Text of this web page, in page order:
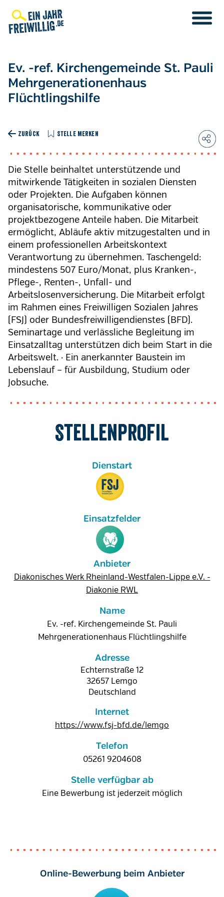
zum
Inhalt
Ev. -ref. Kirchengemeinde St. Pauli
Mehrgenerationenhaus
Flüchtlingshilfe
ZURÜCK STELLE MERKEN
Die Stelle beinhaltet unterstützende und
mitwirkende Tätigkeiten in sozialen Diensten
oder Projekten. Die Aufgaben können
organisatorische, kommunikative oder
projektbezogene Anteile haben. Die Mitarbeit
ermöglicht, Abläufe aktiv mitzugestalten und in
einem professionellen Arbeitskontext
Verantwortung zu übernehmen. Taschengeld:
mindestens 507 Euro/Monat, plus Kranken-,
Pflege-, Renten-, Unfall- und
Arbeitslosenversicherung. Die Mitarbeit erfolgt
im Rahmen eines Freiwilligen Sozialen Jahres
(FSJ) oder Bundesfreiwilligendienstes (BFD).
Seminartage und verlässliche Begleitung im
Einsatzalltag unterstützen dich beim Start in die
Arbeitswelt. · Ein anerkannter Baustein im
Lebenslauf – für Ausbildung, Studium oder
Jobsuche.
Stellenprofil
Anbieter
Diakonisches Werk Rheinland-Westfalen-Lippe e.V. -
Diakonie RWL
Name
Ev. -ref. Kirchengemeinde St. Pauli
Mehrgenerationenhaus Flüchtlingshilfe
Adresse
Echternstraße 12
32657 Lemgo
Deutschland
Internet
https://www.fsj-bfd.de/lemgo
Telefon
05261 9204608
Stelle verfügbar ab
Eine Bewerbung ist jederzeit möglich
Online-Bewerbung beim Anbieter